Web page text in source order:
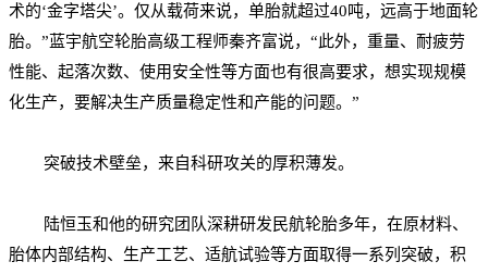
术的‘金字塔尖’。仅从载荷来说，单胎就超过40吨，远高于地面轮
胎。”蓝宇航空轮胎高级工程师秦齐富说，“此外，重量、耐疲劳
性能、起落次数、使用安全性等方面也有很高要求，想实现规模
化生产，要解决生产质量稳定性和产能的问题。”
突破技术壁垒，来自科研攻关的厚积薄发。
陆恒玉和他的研究团队深耕研发民航轮胎多年，在原材料、
胎体内部结构、生产工艺、适航试验等方面取得一系列突破，积